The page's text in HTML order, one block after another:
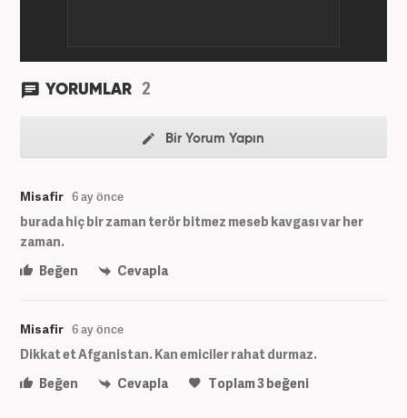
YORUMLAR 2
Bir Yorum Yapın
Misafir 6 ay önce
burada hiç bir zaman terör bitmez meseb kavgası var her
zaman.
Beğen
Cevapla
Misafir 6 ay önce
Dikkat et Afganistan. Kan emiciler rahat durmaz.
Beğen
Cevapla Toplam3beğeni